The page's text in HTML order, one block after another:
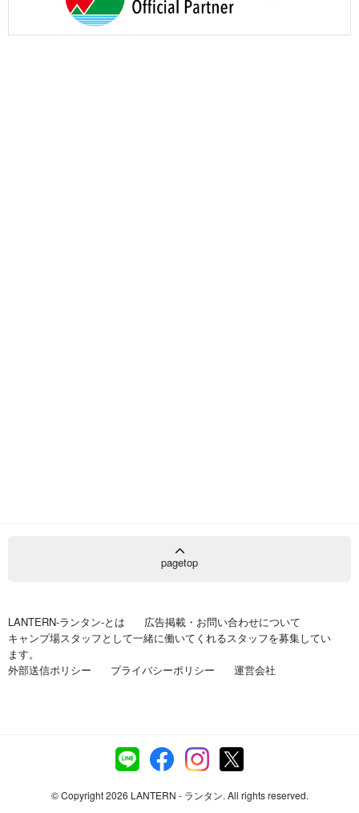
pagetop
LANTERN-ランタン-とは
広告掲載・お問い合わせについて
キャンプ場スタッフとして一緒に働いてくれるスタッフを募集してい
ます。
外部送信ポリシー
プライバシーポリシー 運営会社
© Copyright 2026 LANTERN - ランタン. All rights reserved.